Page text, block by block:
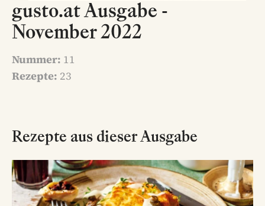
gusto.at Ausgabe -
November 2022
Nummer: 11
Rezepte: 23
Rezepte aus dieser Ausgabe